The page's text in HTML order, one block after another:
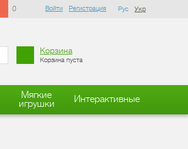
0 Войти Регистрация Рус Укр
Корзина
Корзина пуста
Мягкие
игрушки
Интерактивные